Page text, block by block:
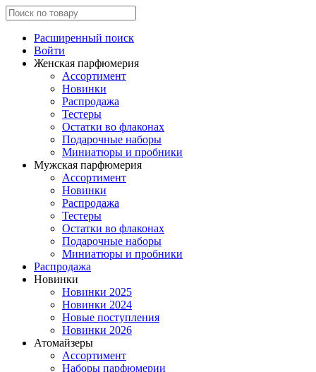
Расширенный поиск
Войти
Женская парфюмерия
Ассортимент
Новинки
Распродажа
Тестеры
Остатки во флаконах
Подарочные наборы
Миниатюры и пробники
Мужская парфюмерия
Ассортимент
Новинки
Распродажа
Тестеры
Остатки во флаконах
Подарочные наборы
Миниатюры и пробники
Распродажа
Новинки
Новинки 2025
Новинки 2024
Новые поступления
Новинки 2026
Атомайзеры
Ассортимент
Наборы парфюмерии